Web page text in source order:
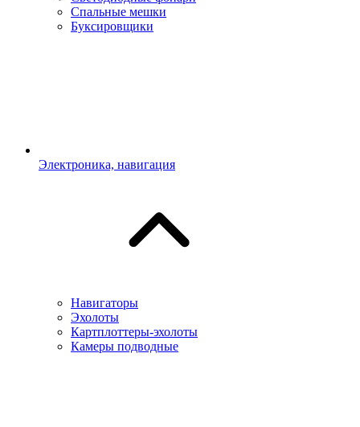
Спальные мешки
Буксировщики
Электроника, навигация
Навигаторы
Эхолоты
Картплоттеры-эхолоты
Камеры подводные